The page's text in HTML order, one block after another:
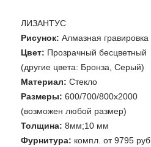
ЛИЗАНТУС
Рисунок: Алмазная гравировка
Цвет: Прозрачный бесцветный
(другие цвета: Бронза, Серый)
Материал: Стекло
Размеры: 600/700/800х2000
(возможен любой размер)
Толщина: 8мм;10 мм
Фурнитура: компл. от 9795 руб.